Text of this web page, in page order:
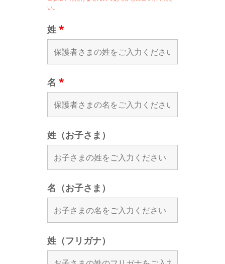
い。
姓 *
名 *
姓（お子さま）
名（お子さま）
姓（フリガナ）